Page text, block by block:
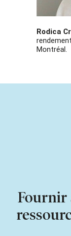
Rodica
Montréal.
Fournir